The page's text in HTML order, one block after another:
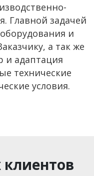
Главной задачей
и
а так же
и адаптация
технические
условия.